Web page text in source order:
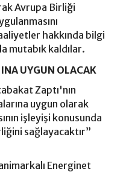
Avrupa Birliği
hakkında bilgi
mutabık kaldılar.
UYGUN OLACAK
Zaptı'nın
uygun olarak
işleyişi konusunda
sağlayacaktır”
Energinet